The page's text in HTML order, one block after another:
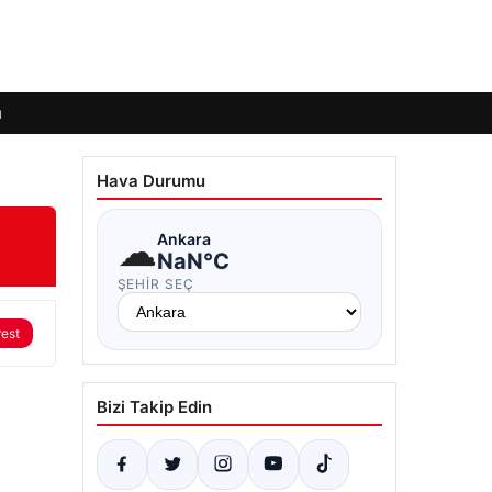
Hava Durumu
☁Ankara
NaN°C
ŞEHIR SEÇ
Bizi Takip Edin